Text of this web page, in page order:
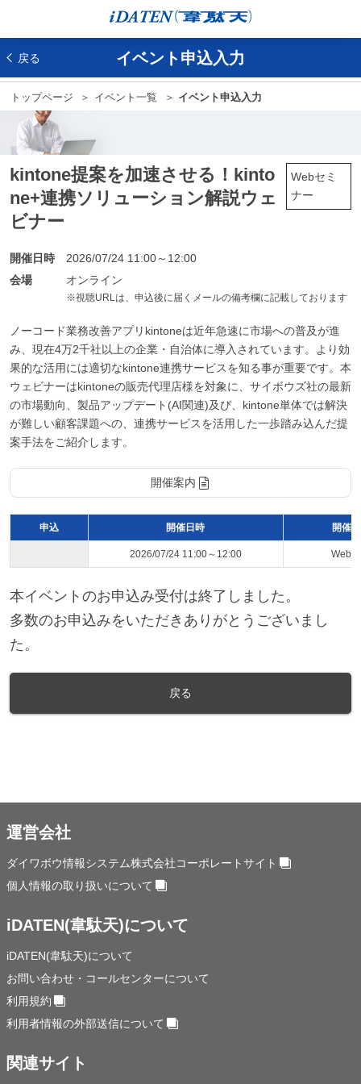
戻る イベント申込入力
トップページ イベント一覧 イベント申込入力
Webセミ
ナー
kintone提案を加速させる！kinto
ne+連携ソリューション解説ウェ
ビナー
開催日時
2026/07/24 11:00～12:00
会場
オンライン
※視聴URLは、申込後に届くメールの備考欄に記載しております
ノーコード業務改善アプリkintoneは近年急速に市場への普及が進
み、現在4万2千社以上の企業・自治体に導入されています。より効
果的な活用には適切なkintone連携サービスを知る事が重要です。本
ウェビナーはkintoneの販売代理店様を対象に、サイボウズ社の最新
の市場動向、製品アップデート(AI関連)及び、kintone単体では解決
が難しい顧客課題への、連携サービスを活用した一歩踏み込んだ提
案手法をご紹介します。
開催案内
申込 開催日時 開催
2026/07/24 11:00～12:00 Web
本イベントのお申込み受付は終了しました。
多数のお申込みをいただきありがとうございまし
た。
戻る
運営会社
ダイワボウ情報システム株式会社コーポレートサイト
個人情報の取り扱いについて
iDATEN(韋駄天)について
iDATEN(韋駄天)について
お問い合わせ・コールセンターについて
利用規約
利用者情報の外部送信について
関連サイト